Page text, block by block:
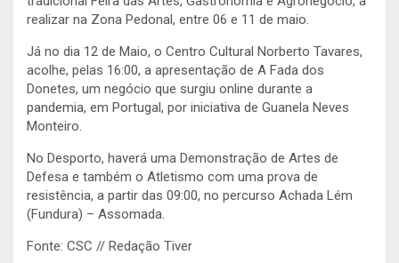
realizar na Zona Pedonal, entre 06 e 11 de maio.
Já no dia 12 de Maio, o Centro Cultural Norberto Tavares,
acolhe, pelas 16:00, a apresentação de A Fada dos
Donetes, um negócio que surgiu online durante a
pandemia, em Portugal, por iniciativa de Guanela Neves
Monteiro.
No Desporto, haverá uma Demonstração de Artes de
Defesa e também o Atletismo com uma prova de
resistência, a partir das 09:00, no percurso Achada Lém
(Fundura) – Assomada.
Fonte: CSC // Redação Tiver